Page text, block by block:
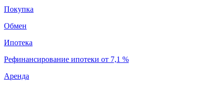
Покупка
Обмен
Ипотека
Рефинансирование ипотеки от 7,1 %
Аренда